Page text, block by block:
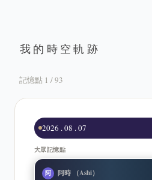
我的時空軌跡
記憶點 1 / 93
2026 . 08 . 07
大眾記憶點
阿 阿時 （Ashi）